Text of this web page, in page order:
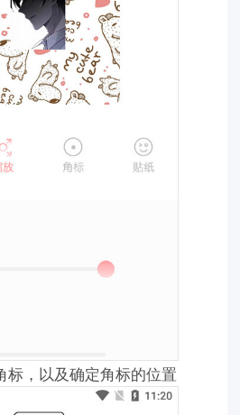
标，以及确定角标的位置